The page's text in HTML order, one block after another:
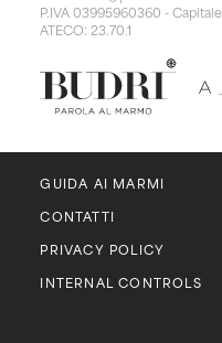
P.IVA 03995960360 -
ATECO: 23.70.1
GUIDA AI MARMI
CONTATTI
PRIVACY POLICY
INTERNAL CONTROLS